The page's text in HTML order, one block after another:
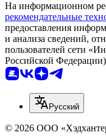
На информационном
рекомендательные
предоставления
и анализа сведений,
пользователей сети
Российской Федерации)
Русский
© 2026 ООО